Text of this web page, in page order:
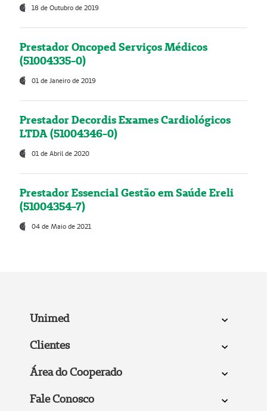
18 de Outubro de 2019
Prestador Oncoped Serviços Médicos
(51004335-0)
01 de Janeiro de 2019
Prestador Decordis Exames Cardiológicos
LTDA (51004346-0)
01 de Abril de 2020
Prestador Essencial Gestão em Saúde Ereli
(51004354-7)
04 de Maio de 2021
Unimed
Clientes
Área do Cooperado
Fale Conosco